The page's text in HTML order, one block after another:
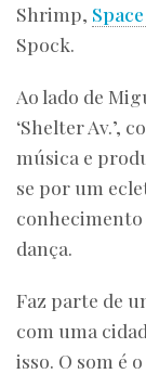
Shrimp,
Spock.
Ao lado de
‘Shelter Av.’,
música e
se por um
conhecimento
dança.
Faz parte de
com uma
isso. O som é